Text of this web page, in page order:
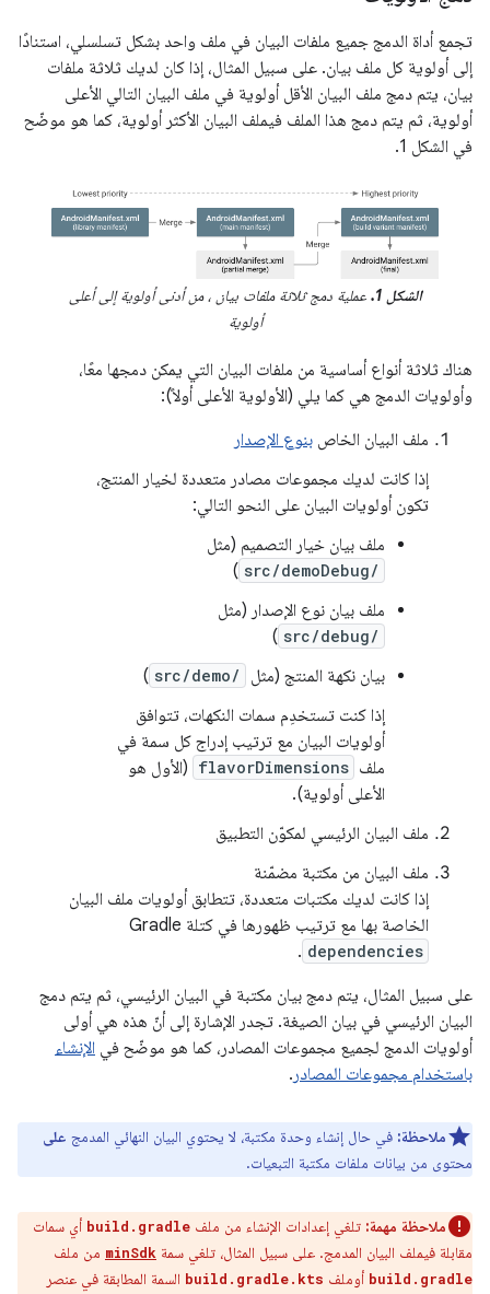
تجمع أداة الدمج جميع ملفات البيان في ملف واحد بشكل تسلسلي، استنادًا
إلى أولوية كل ملف بيان. على سبيل المثال، إذا كان لديك ثلاثة ملفات
بيان، يتم دمج ملف البيان الأقل أولوية في ملف البيان التالي الأعلى
أولوية، ثم يتم دمج هذا الملف فيملف البيان الأكثر أولوية، كما هو موضّح
في الشكل 1.
الشكل 1.
عملية دمج ثلاثة ملفات بيان ، من أدنى أولوية إلى أعلى
أولوية
هناك ثلاثة أنواع أساسية من ملفات البيان التي يمكن دمجها معًا،
وأولويات الدمج هي كما يلي (الأولوية الأعلى أولاً):
ملف البيان الخاص بنوع الإصدار
إذا كانت لديك مجموعات مصادر متعددة لخيار المنتج،
تكون أولويات البيان على النحو التالي:
ملف بيان خيار التصميم (مثل
src/demoDebug/
)
ملف بيان نوع الإصدار (مثل
src/debug/
)
بيان نكهة المنتج (مثل
src/demo/
)
إذا كنت تستخدِم سمات النكهات، تتوافق
أولويات البيان مع ترتيب إدراج كل سمة في
ملف flavorDimensions (الأول هو
الأعلى أولوية).
ملف البيان الرئيسي لمكوّن التطبيق
ملف البيان من مكتبة مضمّنة
إذا كانت لديك مكتبات متعددة، تتطابق أولويات ملف البيان
الخاصة بها مع ترتيب ظهورها في كتلة Gradle
dependencies
.
على سبيل المثال، يتم دمج بيان مكتبة في البيان الرئيسي، ثم يتم دمج
البيان الرئيسي في بيان الصيغة. تجدر الإشارة إلى أنّ هذه هي أولى
أولويات الدمج لجميع مجموعات المصادر، كما هو موضّح في الإنشاء
باستخدام مجموعات المصادر .
ملاحظة: في حال إنشاء وحدة مكتبة، لا يحتوي البيان النهائي المدمج على
محتوى من بيانات ملفات مكتبة التبعيات.
ملاحظة مهمة: تلغي إعدادات الإنشاء من ملف build.gradle أي سمات
مقابلة فيملف البيان المدمج. على سبيل المثال، تلغي سمة minSdk من ملف
build.gradle أوملف build.gradle.kts السمة المطابقة في عنصر